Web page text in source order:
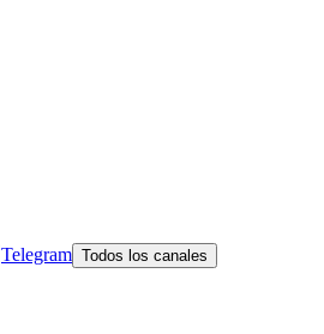
Telegram Todos los canales